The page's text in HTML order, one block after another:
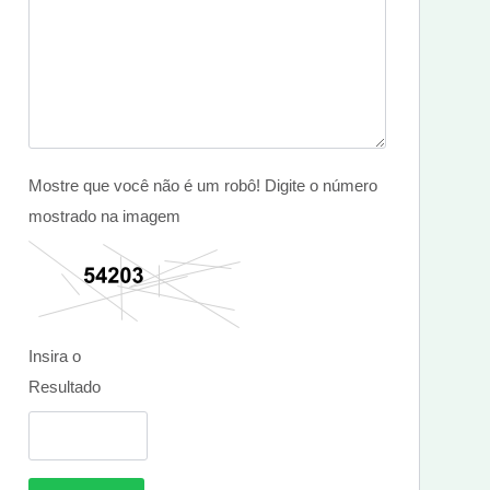
Mostre que você não é um robô! Digite o número
mostrado na imagem
Insira o
Resultado